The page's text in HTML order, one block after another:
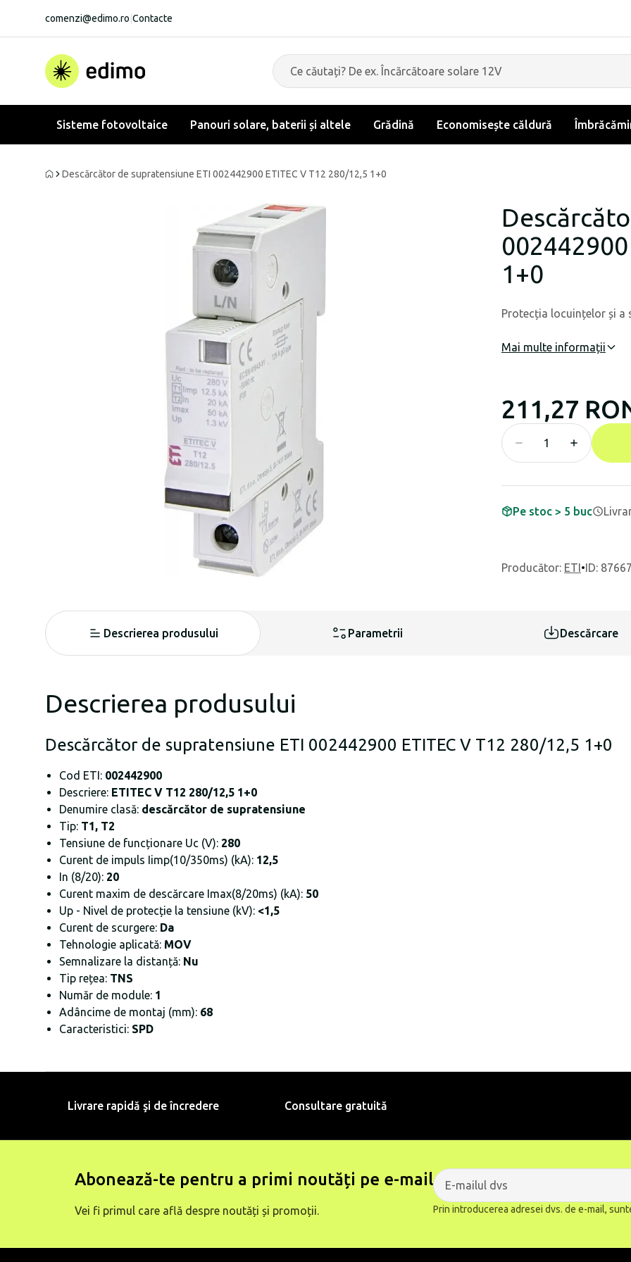
comenzi@edimo.ro Contacte
Sisteme fotovoltaice Panouri solare, baterii și altele Grădină Economisește căldură
Descărcător de supratensiune ETI 002442900 ETITEC V T12 280/12,5 1+0
1+0
Protecția locuințelor și a
Mai multe informații
211,27
Pe stoc > 5 buc
Producător: ETI•ID: 87667
Descrierea produsului Parametrii Descărcare
Descrierea produsului
Descărcător de supratensiune ETI 002442900 ETITEC V T12 280/12,5 1+0
Cod ETI: 002442900
Descriere: ETITEC V T12 280/12,5 1+0
Denumire clasă: descărcător de supratensiune
Tip: T1, T2
Tensiune de funcționare Uc (V): 280
Curent de impuls Iimp(10/350ms) (kA): 12,5
In (8/20): 20
Curent maxim de descărcare Imax(8/20ms) (kA): 50
Up - Nivel de protecție la tensiune (kV): <1,5
Curent de scurgere: Da
Tehnologie aplicată: MOV
Semnalizare la distanță: Nu
Tip rețea: TNS
Număr de module: 1
Adâncime de montaj (mm): 68
Caracteristici: SPD
Livrare rapidă şi de încredere Consultare gratuită
Abonează-te pentru a primi noutăți pe e-mail
Vei fi primul care află despre noutăți și promoții. Prin introducerea adresei dvs. de e-mail,